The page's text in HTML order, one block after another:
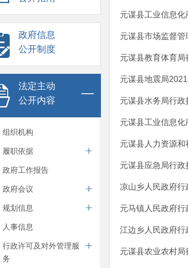
政府信息
公开制度
法定主动
公开内容
组织机构
履职依据
政府工作报告
政府会议
规划信息
人事信息
行政许可及对外管理服
务
元谋县工业信息
元谋县市场监督管
元谋县教育体育
元谋县地震局
元谋县水务局行
元谋县工业信息
元谋县人力资源
元谋县应急局行
凉山乡人民政府
元马镇人民政府
江边乡人民政府
元谋县农业农村